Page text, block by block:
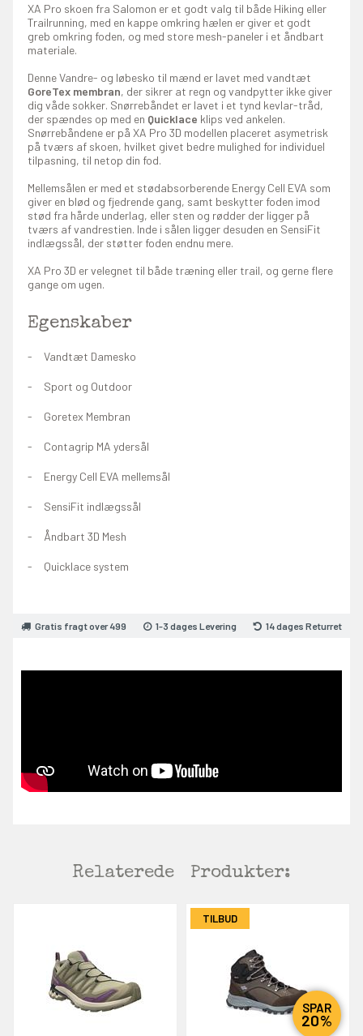
XA Pro skoen fra Salomon er et godt valg til både Hiking eller
Trailrunning, med en kappe omkring hælen er giver et godt
greb omkring foden, og med store mesh-paneler i et åndbart
materiale.
Denne Vandre- og løbesko til mænd er lavet med vandtæt
GoreTex membran, der sikrer at regn og vandpytter ikke giver
dig våde sokker. Snørrebåndet er lavet i et tynd kevlar-tråd,
der spændes op med en Quicklace klips ved ankelen.
Snørrebåndene er på XA Pro 3D modellen placeret asymetrisk
på tværs af skoen, hvilket givet bedre mulighed for individuel
tilpasning, til netop din fod.
Mellemsålen er med et stødabsorberende Energy Cell EVA som
giver en blød og fjedrende gang, samt beskytter foden imod
stød fra hårde underlag, eller sten og rødder der ligger på
tværs af vandrestien. Inde i sålen ligger desuden en SensiFit
indlægssål, der støtter foden endnu mere.
XA Pro 3D er velegnet til både træning eller trail, og gerne flere
gange om ugen.
Egenskaber
Vandtæt Damesko
Sport og Outdoor
Goretex Membran
Contagrip MA ydersål
Energy Cell EVA mellemsål
SensiFit indlægssål
Åndbart 3D Mesh
Quicklace system
Gratis fragt over 499 1-3 dages Levering 14 dages Returret
Relaterede Produkter:
TILBUD
SPAR
20%